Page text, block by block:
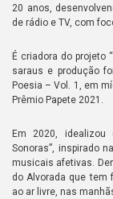
20 anos,
de rádio e TV, com
É criadora do projeto
saraus e produção
Poesia – Vol. 1, em
Prêmio Papete 2021.
Em 2020, idealizou
Sonoras”, inspirado
musicais afetivas.
do Alvorada que tem
ao ar livre, nas